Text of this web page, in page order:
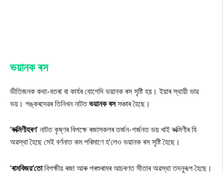
ভয়ানক ৰস
ভীতিজনক কথা-বতৰা বা কাৰ্যৰ যোগেদি ভয়ানক ৰস সৃষ্টি হয়। ইয়াৰ স্থায়ী ভাৱ
ভয়। শঙ্কৰদেৱৰ তিনিখন নাটতভয়ানক ৰসসঞ্চাৰ হৈছে।
‘ৰুক্মিণীহৰণ‘ নাটত কৃষ্ণৰ বিপক্ষে ৰজাসকলৰ তৰ্জন-গৰ্জনত ভয় খাই ৰুক্মিণীৰ যি
অৱস্থা হৈছে সেই বৰ্ণনাত কম পৰিমাণে হ‘লেও ভয়ানক ৰস সৃষ্টি হৈছে।
‘ৰামবিজয়‘তোবিপক্ষীয় ৰজা আৰু পৰশুৰামৰ আচৰণত সীতাৰ অৱস্থা তদনুৰূপ হৈছে।